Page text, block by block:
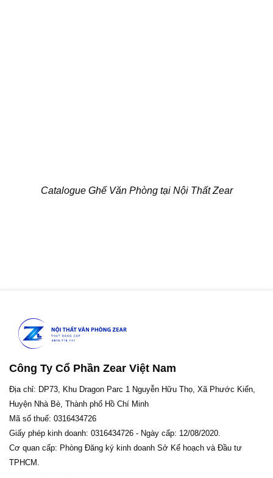
Catalogue Ghế Văn Phòng tại Nội Thất Zear
Công Ty Cổ Phần Zear Việt Nam
Địa chỉ: DP73, Khu Dragon Parc 1 Nguyễn Hữu Thọ, Xã Phước Kiển,
Huyện Nhà Bè, Thành phố Hồ Chí Minh
Mã số thuế: 0316434726
Giấy phép kinh doanh: 0316434726 - Ngày cấp: 12/08/2020.
Cơ quan cấp: Phòng Đăng ký kinh doanh Sở Kế hoạch và Đầu tư
TPHCM.